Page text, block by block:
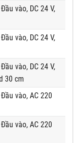
vào, DC 24 V,
vào, DC 24 V,
vào, DC 24 V,
30 cm
vào, AC 220
vào, AC 220